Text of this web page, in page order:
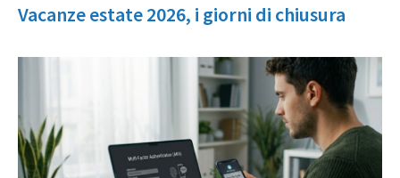
Vacanze estate 2026, i giorni di chiusura